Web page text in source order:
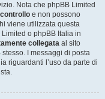
Nota che phpBB Limited
e non possono
viene utilizzata questa
o phpBB Italia in
collegata al sito
I messaggi di posta
riguardanti l’uso da parte di